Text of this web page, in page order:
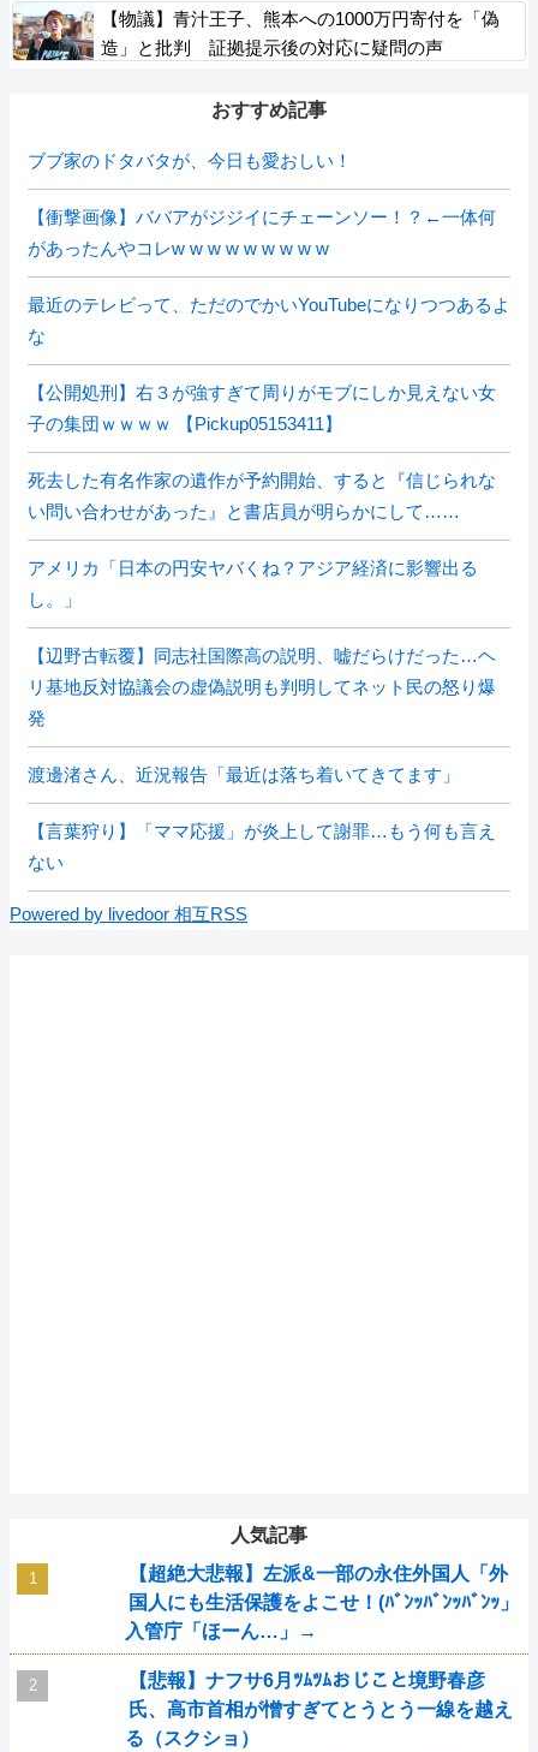
ろ！！財源はどうするんだ！！」
【物議】青汁王子、熊本への1000万円寄付を「偽
造」と批判 証拠提示後の対応に疑問の声
おすすめ記事
ブブ家のドタバタが、今日も愛おしい！
【衝撃画像】ババアがジジイにチェーンソー！？←一体何
があったんやコレw w w w w w w w w
最近のテレビって、ただのでかいYouTubeになりつつあるよ
な
【公開処刑】右３が強すぎて周りがモブにしか見えない女
子の集団ｗｗｗｗ 【Pickup05153411】
死去した有名作家の遺作が予約開始、すると『信じられな
い問い合わせがあった』と書店員が明らかにして……
アメリカ「日本の円安ヤバくね？アジア経済に影響出る
し。」
【辺野古転覆】同志社国際高の説明、嘘だらけだった…ヘ
リ基地反対協議会の虚偽説明も判明してネット民の怒り爆
発
渡邊渚さん、近況報告「最近は落ち着いてきてます」
【言葉狩り】「ママ応援」が炎上して謝罪…もう何も言え
ない
Powered by livedoor 相互RSS
人気記事
【超絶大悲報】左派&一部の永住外国人「外
国人にも生活保護をよこせ！(ﾊﾞﾝｯﾊﾞﾝｯﾊﾞﾝｯ」
入管庁「ほーん…」→
【悲報】ナフサ6月ﾂﾑﾂﾑおじこと境野春彦
氏、高市首相が憎すぎてとうとう一線を越え
る（スクショ）